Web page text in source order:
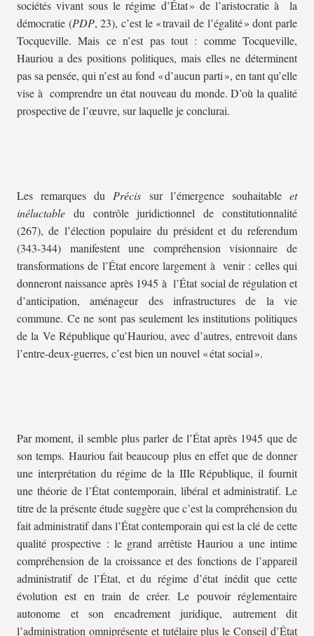
sociétés vivant sous le régime d’État » de l’aristocratie à la
démocratie (PDP, 23), c’est le « travail de l’égalité » dont parle
Tocqueville. Mais ce n’est pas tout : comme Tocqueville,
Hauriou a des positions politiques, mais elles ne déterminent
pas sa pensée, qui n’est au fond « d’aucun parti », en tant qu’elle
vise à comprendre un état nouveau du monde. D’où la qualité
prospective de l’œuvre, sur laquelle je conclurai.
Les remarques du Précis sur l’émergence souhaitableet
inéluctable du contrôle juridictionnel de constitutionnalité
(267), de l’élection populaire du président et du referendum
(343-344) manifestent une compréhension visionnaire de
transformations de l’État encore largement à venir : celles qui
donneront naissance après 1945 à l’État social de régulation et
d’anticipation, aménageur des infrastructures de la vie
commune. Ce ne sont pas seulement les institutions politiques
de la Ve République qu’Hauriou, avec d’autres, entrevoit dans
l’entre-deux-guerres, c’est bien un nouvel « état social ».
Par moment, il semble plus parler de l’État après 1945 que de
son temps. Hauriou fait beaucoup plus en effet que de donner
une interprétation du régime de la IIIe République, il fournit
une théorie de l’État contemporain, libéral et administratif. Le
titre de la présente étude suggère que c’est la compréhension du
fait administratif dans l’État contemporain qui est la clé de cette
qualité prospective : le grand arrêtiste Hauriou a une intime
compréhension de la croissance et des fonctions de l’appareil
administratif de l’État, et du régime d’état inédit que cette
évolution est en train de créer. Le pouvoir réglementaire
autonome et son encadrement juridique, autrement dit
l’administration omniprésente et tutélaire plus le Conseil d’État